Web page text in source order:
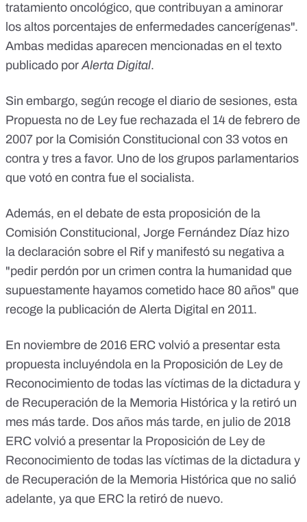
tratamiento oncológico, que contribuyan a aminorar
los altos porcentajes de enfermedades cancerígenas".
Ambas medidas aparecen mencionadas en el texto
publicado porAlerta Digital.
Sin embargo, según recoge el diario de sesiones, esta
Propuesta no de Ley fue rechazada el 14 de febrero de
2007 por la Comisión Constitucional con 33 votos en
contra y tres a favor. Uno de los grupos parlamentarios
que votó en contra fue el socialista.
Además, en el debate de esta proposición de la
Comisión Constitucional, Jorge Fernández Díaz hizo
la declaración sobre el Rif y manifestó su negativa a
"pedir perdón por un crimen contra la humanidad que
supuestamente hayamos cometido hace 80 años" que
recoge la publicación de Alerta Digital en 2011.
En noviembre de 2016 ERC volvió a presentar esta
propuesta incluyéndola en la Proposición de Ley de
Reconocimiento de todas las víctimas de la dictadura y
de Recuperación de la Memoria Histórica y la retiró un
mes más tarde. Dos años más tarde, en julio de 2018
ERC volvió a presentar la Proposición de Ley de
Reconocimiento de todas las víctimas de la dictadura y
de Recuperación de la Memoria Histórica que no salió
adelante, ya que ERC la retiró de nuevo.